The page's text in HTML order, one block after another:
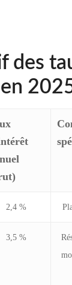
des
2,4 %
3,5 %